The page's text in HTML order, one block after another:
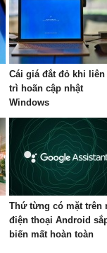
Cái giá đắt đỏ khi liên
trì hoãn cập nhật
Windows
Thứ từng có mặt trên
điện thoại Android
biến mất hoàn toàn